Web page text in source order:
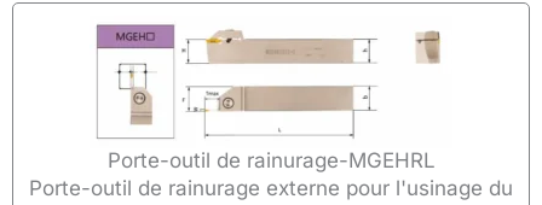
Porte-outil de rainurage-MGEHRL
Porte-outil de rainurage externe pour l'usinage du